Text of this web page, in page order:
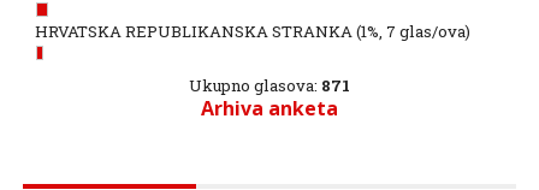
HRVATSKA REPUBLIKANSKA STRANKA(1%, 7 glas/ova)
Ukupno glasova: 871
Arhiva anketa